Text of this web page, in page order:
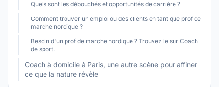
Quels sont les débouchés et opportunités de carrière ?
Comment trouver un emploi ou des clients en tant que prof de
marche nordique ?
Besoin d'un prof de marche nordique ? Trouvez le sur Coach
de sport.
Coach à domicile à Paris, une autre scène pour affiner
ce que la nature révèle